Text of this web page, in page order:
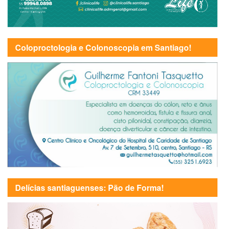
Coloproctologia e Colonoscopia em Santiago!
Delícias santiaguenses: Pão de Forma!